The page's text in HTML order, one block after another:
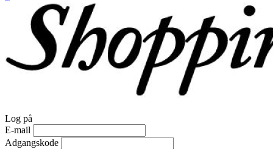
Log på
E-mail
Adgangskode